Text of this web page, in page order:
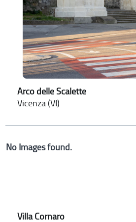
Arco delle Scalette
Vicenza (VI)
No Images found.
Villa Cornaro